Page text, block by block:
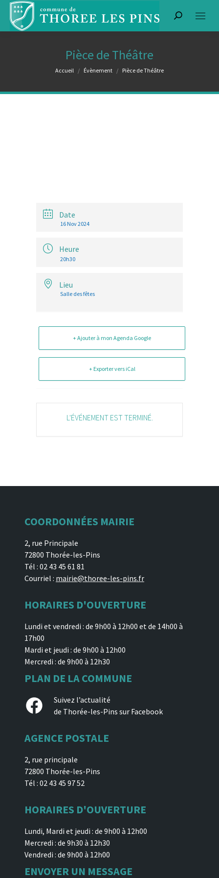
Recherche
Pièce de Théâtre
Vous êtes ici :
Accueil Évènement Pièce de Théâtre
Date
16 Nov 2024
Heure
20h30
Lieu
Salle des fêtes
+ Ajouter à mon Agenda Google
+ Exporter vers iCal
L'ÉVÉNEMENT EST TERMINÉ.
COORDONNÉES MAIRIE
2, rue Principale
72800 Thorée-les-Pins
Tél : 02 43 45 61 81
Courriel : mairie@thoree-les-pins.fr
HORAIRES D'OUVERTURE
Lundi et vendredi : de 9h00 à 12h00 et de 14h00 à
17h00
Mardi et jeudi : de 9h00 à 12h00
Mercredi : de 9h00 à 12h30
PLAN DE LA COMMUNE
Facebook
Suivez l’actualité
de Thorée-les-Pins sur Facebook
AGENCE POSTALE
2, rue principale
72800 Thorée-les-Pins
Tél : 02 43 45 97 52
HORAIRES D'OUVERTURE
Lundi, Mardi et jeudi : de 9h00 à 12h00
Mercredi : de 9h30 à 12h30
Vendredi : de 9h00 à 12h00
ENVOYER UN MESSAGE